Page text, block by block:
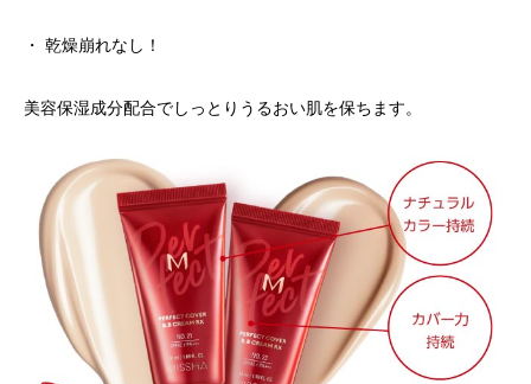
・ 乾燥崩れなし！
美容保湿成分配合でしっとりうるおい肌を保ちます。